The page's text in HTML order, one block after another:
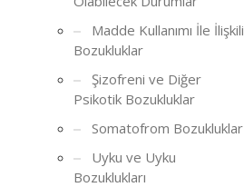
Madde Kullanımı İle İlişkili
Bozukluklar
Şizofreni ve Diğer
Psikotik Bozukluklar
Somatofrom Bozukluklar
Uyku ve Uyku
Bozuklukları